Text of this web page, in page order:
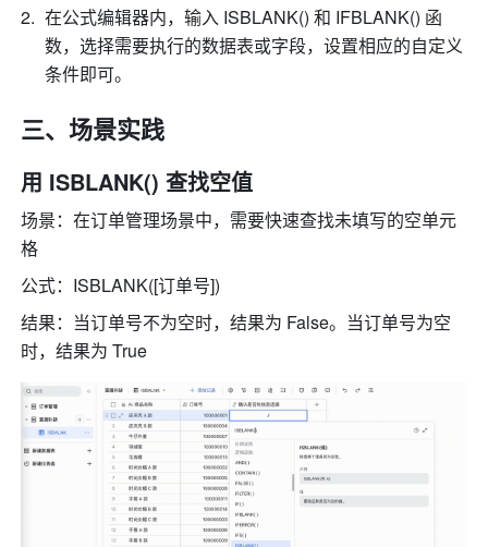
在公式编辑器内，输入 ISBLANK() 和 IFBLANK() 函
数，选择需要执行的数据表或字段，设置相应的自定义
条件即可。
三、场景实践
用 ISBLANK() 查找空值
场景：在订单管理场景中，需要快速查找未填写的空单元
格
公式：ISBLANK([订单号])
结果：当订单号不为空时，结果为 False。当订单号为空
时，结果为 True